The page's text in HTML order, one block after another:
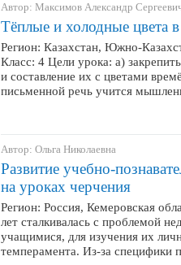
Автор: Максимов Александр
Тёплые и холодные цвета
Регион: Казахстан, Южно-
Класс: 4 Цели урока: а)
и составление их с цветами
письменной речь учится
Автор: Ольга Николаевна
Развитие учебно-
на уроках черчения
Регион: Россия, Кемеровская
лет сталкивалась с проблемой
учащимися, для изучения их
темперамента. Из-за специфики